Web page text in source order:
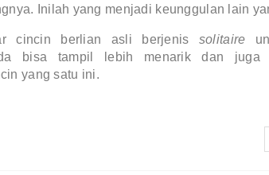
Inilah yang menjadi keunggulan lain
cincin berlian asli berjenis solitaire
bisa tampil lebih menarik dan juga
yang satu ini.